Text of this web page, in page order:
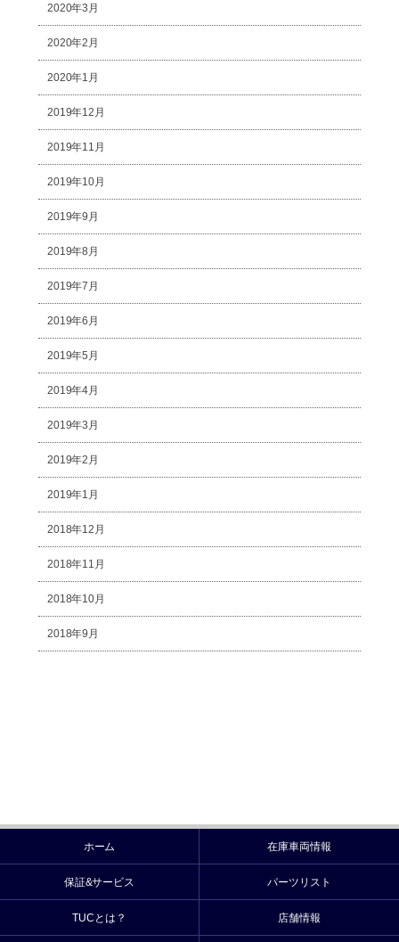
2020年3月
2020年2月
2020年1月
2019年12月
2019年11月
2019年10月
2019年9月
2019年8月
2019年7月
2019年6月
2019年5月
2019年4月
2019年3月
2019年2月
2019年1月
2018年12月
2018年11月
2018年10月
2018年9月
ホーム 在庫車両情報
保証&サービス パーツリスト
TUCとは？ 店舗情報